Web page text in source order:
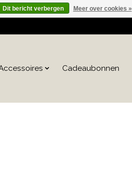
Cadeaubonnen
Dit bericht verbergen Meer over cookies »